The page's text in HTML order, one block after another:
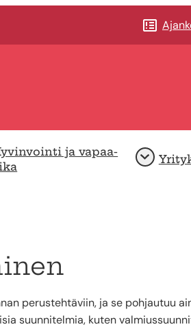
ja vapaa-
Avaa
perustehtäviin, ja se pohjautuu
suunnitelmia, kuten